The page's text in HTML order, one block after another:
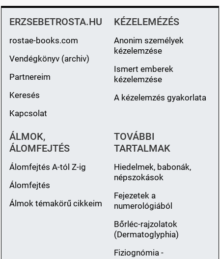
ERZSEBETROSTA.HU
rostae-books.com
Vendégkönyv (archiv)
Partnereim
Keresés
Kapcsolat
KÉZELEMÉZÉS
Anonim személyek
kézelemzése
Ismert emberek
kézelemzése
A kézelemzés gyakorlata
ÁLMOK,
ÁLOMFEJTÉS
Álomfejtés A-tól Z-ig
Álomfejtés
Álmok témakörű cikkeim
TOVÁBBI
TARTALMAK
Hiedelmek, babonák,
népszokások
Fejezetek a
numerológiából
Bőrléc-rajzolatok
(Dermatoglyphia)
Fiziognómia -